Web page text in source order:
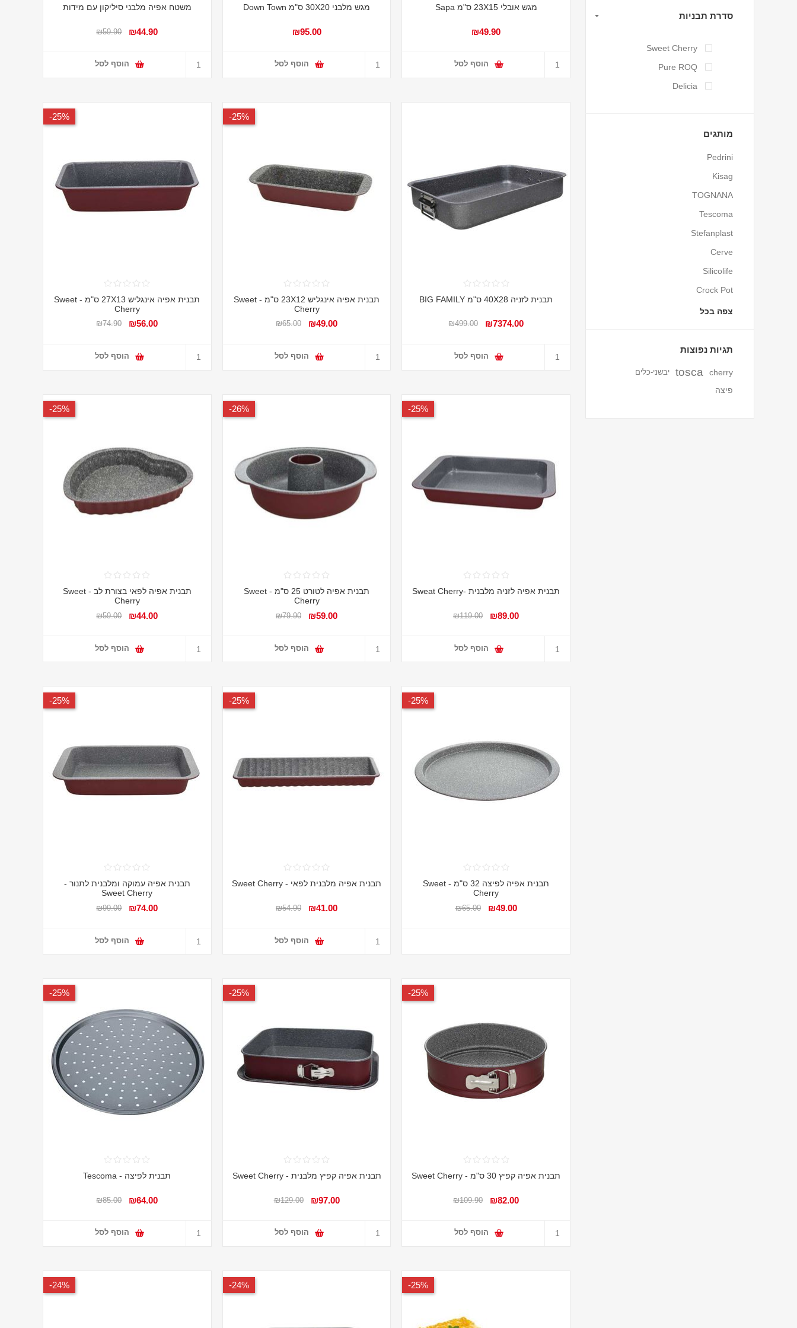
מגש אובלי 23X15 ס"מ Sapa
₪49.90
הוסף לסל
מגש מלבני 30X20 ס"מ Down Town
₪95.00
הוסף לסל
משטח אפיה מלבני סיליקון עם מידות
₪44.90
₪59.90
הוסף לסל
תבנית לזניה 40X28 ס"מ BIG FAMILY
₪7374.00
₪499.00
הוסף לסל
25%-
תבנית אפיה אינגליש 23X12 ס"מ - Sweet
Cherry
₪49.00
₪65.00
הוסף לסל
25%-
תבנית אפיה אינגליש 27X13 ס"מ - Sweet
Cherry
₪56.00
₪74.90
הוסף לסל
25%-
תבנית אפיה לזניה מלבנית -Sweat Cherry
₪89.00
₪119.00
הוסף לסל
26%-
תבנית אפיה לטורט 25 ס"מ - Sweet
Cherry
₪59.00
₪79.90
הוסף לסל
25%-
תבנית אפיה לפאי בצורת לב - Sweet
Cherry
₪44.00
₪59.00
הוסף לסל
25%-
תבנית אפיה לפיצה 32 ס"מ - Sweet
Cherry
₪49.00
₪65.00
25%-
תבנית אפיה מלבנית לפאי - Sweet Cherry
₪41.00
₪54.90
הוסף לסל
25%-
תבנית אפיה עמוקה ומלבנית לתנור -
Sweet Cherry
₪74.00
₪99.00
הוסף לסל
25%-
תבנית אפיה קפיץ 30 ס"מ - Sweet Cherry
₪82.00
₪109.90
הוסף לסל
25%-
תבנית אפיה קפיץ מלבנית - Sweet Cherry
₪97.00
₪129.00
הוסף לסל
25%-
תבנית לפיצה - Tescoma
₪64.00
₪85.00
הוסף לסל
25%-
24%-
24%-
סדרת תבניות
Sweet Cherry
Pure ROQ
Delicia
מותגים
Pedrini
Kisag
TOGNANA
Tescoma
Stefanplast
Cerve
Silicolife
Crock Pot
צפה בכל
תגיות נפוצות
cherry
tosca יבשני-כלים
פיצה